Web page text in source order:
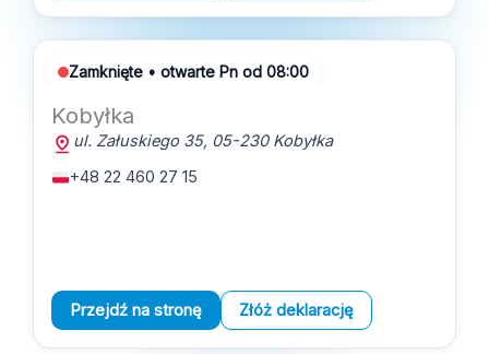
Zamknięte • otwarte Pn od 08:00
Kobyłka
ul. Załuskiego 35, 05-230 Kobyłka
+48 22 460 27 15
Przejdź na stronę Złóż deklarację